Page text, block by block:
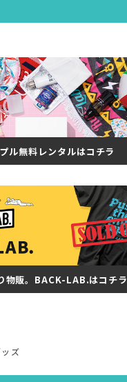
ル無料レンタルはコチラ
物販。BACK-LAB.はコチラ
ズ